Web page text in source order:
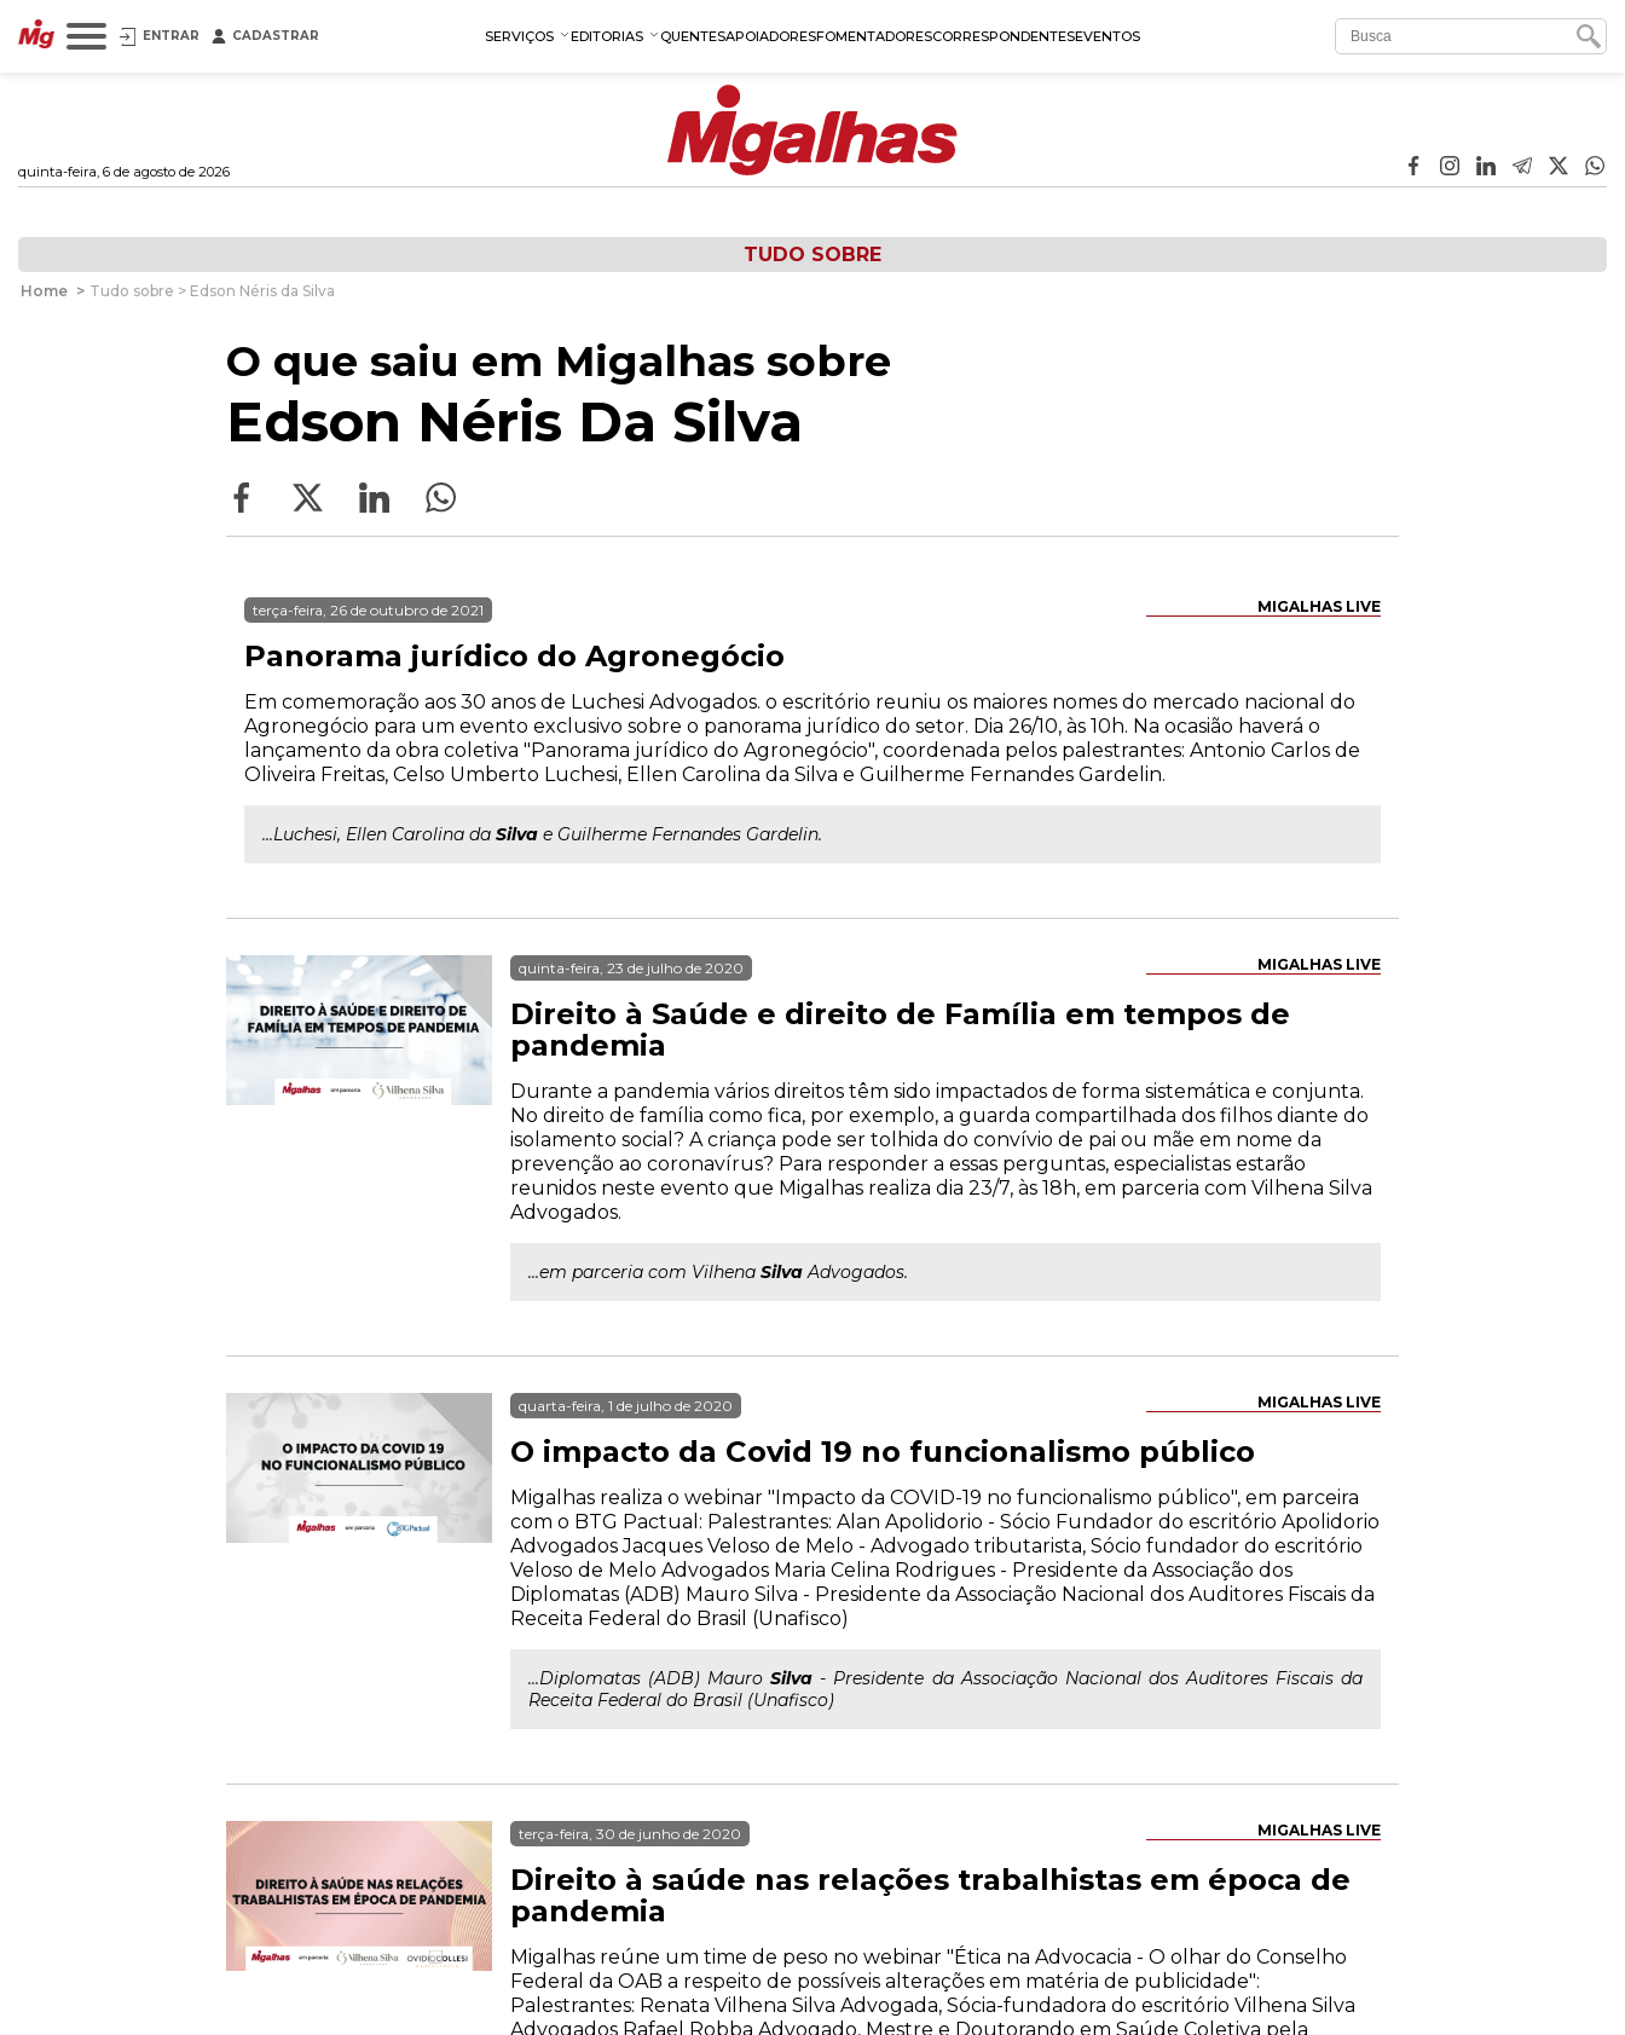
ENTRAR CADASTRAR SERVIÇOS EDITORIAS QUENTESAPOIADORESFOMENTADORESCORRESPONDENTESEVENTOS
quinta-feira, 6 de agosto de 2026
TUDO SOBRE
Home > Tudo sobre > Edson Néris da Silva
O que saiu em Migalhas sobre
Edson Néris Da Silva
MIGALHAS LIVE
terça-feira, 26 de outubro de 2021
Panorama jurídico do Agronegócio
Em comemoração aos 30 anos de Luchesi Advogados. o escritório reuniu os maiores nomes do mercado nacional do
Agronegócio para um evento exclusivo sobre o panorama jurídico do setor. Dia 26/10, às 10h. Na ocasião haverá o
lançamento da obra coletiva "Panorama jurídico do Agronegócio", coordenada pelos palestrantes: Antonio Carlos de
Oliveira Freitas, Celso Umberto Luchesi, Ellen Carolina da Silva e Guilherme Fernandes Gardelin.
...Luchesi, Ellen Carolina da Silva e Guilherme Fernandes Gardelin.
MIGALHAS LIVE
quinta-feira, 23 de julho de 2020
Direito à Saúde e direito de Família em tempos de
pandemia
Durante a pandemia vários direitos têm sido impactados de forma sistemática e conjunta.
No direito de família como fica, por exemplo, a guarda compartilhada dos filhos diante do
isolamento social? A criança pode ser tolhida do convívio de pai ou mãe em nome da
prevenção ao coronavírus? Para responder a essas perguntas, especialistas estarão
reunidos neste evento que Migalhas realiza dia 23/7, às 18h, em parceria com Vilhena Silva
Advogados.
...em parceria com Vilhena SilvaAdvogados.
MIGALHAS LIVE
quarta-feira, 1 de julho de 2020
O impacto da Covid 19 no funcionalismo público
Migalhas realiza o webinar "Impacto da COVID-19 no funcionalismo público", em parceira
com o BTG Pactual: Palestrantes: Alan Apolidorio - Sócio Fundador do escritório Apolidorio
Advogados Jacques Veloso de Melo - Advogado tributarista, Sócio fundador do escritório
Veloso de Melo Advogados Maria Celina Rodrigues - Presidente da Associação dos
Diplomatas (ADB) Mauro Silva - Presidente da Associação Nacional dos Auditores Fiscais da
Receita Federal do Brasil (Unafisco)
...Diplomatas (ADB) MauroSilva - Presidente da Associação Nacional dos Auditores Fiscais da
Receita Federal do Brasil (Unafisco)
MIGALHAS LIVE
terça-feira, 30 de junho de 2020
Direito à saúde nas relações trabalhistas em época de
pandemia
Migalhas reúne um time de peso no webinar "Ética na Advocacia - O olhar do Conselho
Federal da OAB a respeito de possíveis alterações em matéria de publicidade":
Palestrantes: Renata Vilhena Silva Advogada, Sócia-fundadora do escritório Vilhena Silva
Advogados Rafael Robba Advogado, Mestre e Doutorando em Saúde Coletiva pela